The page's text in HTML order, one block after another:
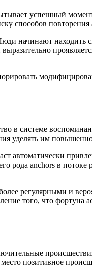
успешный
способов
начинают находить
в системе
уделять им
автоматически
рода anchors в потоке
регулярными и
того, что фортуна
позитивное